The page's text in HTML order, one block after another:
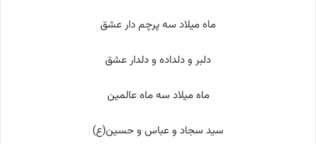
ماه میلاد سه پرچم دار عشق
دلبر و دلداده و دلدار عشق
ماه میلاد سه ماه عالمین
سید سجاد و عباس و حسین(ع)